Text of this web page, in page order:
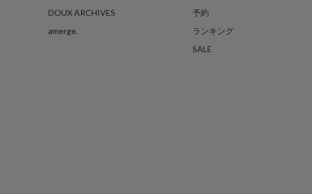
DOUX ARCHIVES
amerge.
予約
ランキング
SALE